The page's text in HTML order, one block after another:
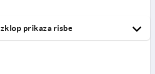
prikaza risbe